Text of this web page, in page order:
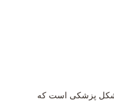
مشکل پزشکی است که